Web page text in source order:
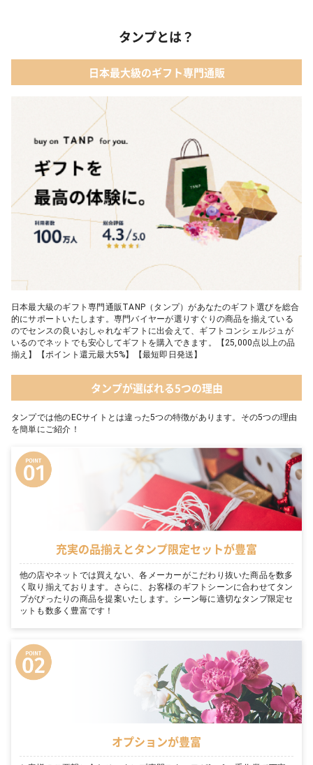
04 メイクアップ
05 入浴剤・バスケア
03 【名入れギフト】フラワーティントリップ［日本限定ピンクゴ
ールドパッケージ］
04 FLOWERiUM®︎ Christmas toilette（フラワリウム クリスマス
05 2人のための体験カタログ FOR2ギフト（GREEN）
タンプとは？
日本最大級のギフト専門通販
日本最大級のギフト専門通販TANP（タンプ）があなたのギフト選びを総合
的にサポートいたします。専門バイヤーが選りすぐりの商品を揃えている
のでセンスの良いおしゃれなギフトに出会えて、ギフトコンシェルジュが
いるのでネットでも安心してギフトを購入できます。【25,000点以上の品
揃え】【ポイント還元最大5%】【最短即日発送】
タンプが選ばれる5つの理由
タンプでは他のECサイトとは違った5つの特徴があります。その5つの理由
を簡単にご紹介！
充実の品揃えとタンプ限定セットが豊富
他の店やネットでは買えない、各メーカーがこだわり抜いた商品を数多
く取り揃えております。さらに、お客様のギフトシーンに合わせてタン
プがぴったりの商品を提案いたします。シーン毎に適切なタンプ限定セ
ットも数多く豊富です！
オプションが豊富